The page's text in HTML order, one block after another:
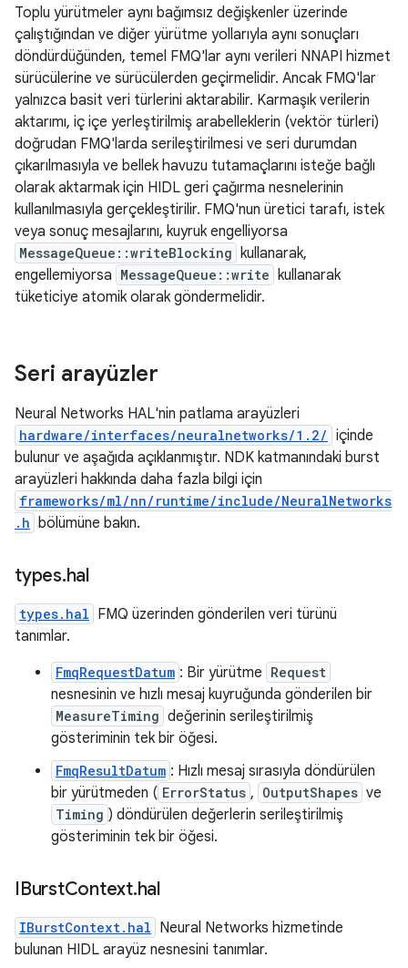
Toplu yürütmeler aynı bağımsız değişkenler üzerinde
çalıştığından ve diğer yürütme yollarıyla aynı sonuçları
döndürdüğünden, temel FMQ'lar aynı verileri NNAPI hizmet
sürücülerine ve sürücülerden geçirmelidir. Ancak FMQ'lar
yalnızca basit veri türlerini aktarabilir. Karmaşık verilerin
aktarımı, iç içe yerleştirilmiş arabelleklerin (vektör türleri)
doğrudan FMQ'larda serileştirilmesi ve seri durumdan
çıkarılmasıyla ve bellek havuzu tutamaçlarını isteğe bağlı
olarak aktarmak için HIDL geri çağırma nesnelerinin
kullanılmasıyla gerçekleştirilir. FMQ'nun üretici tarafı, istek
veya sonuç mesajlarını, kuyruk engelliyorsa
MessageQueue::writeBlocking kullanarak,
engellemiyorsa MessageQueue::write kullanarak
tüketiciye atomik olarak göndermelidir.
Seri arayüzler
Neural Networks HAL'nin patlama arayüzleri
hardware/interfaces/neuralnetworks/1.2/ içinde
bulunur ve aşağıda açıklanmıştır. NDK katmanındaki burst
arayüzleri hakkında daha fazla bilgi için
frameworks/ml/nn/runtime/include/NeuralNetworks
.h bölümüne bakın.
types.hal
types.hal FMQ üzerinden gönderilen veri türünü
tanımlar.
FmqRequestDatum : Bir yürütme Request
nesnesinin ve hızlı mesaj kuyruğunda gönderilen bir
MeasureTiming değerinin serileştirilmiş
gösteriminin tek bir öğesi.
FmqResultDatum : Hızlı mesaj sırasıyla döndürülen
bir yürütmeden ( ErrorStatus , OutputShapes ve
Timing ) döndürülen değerlerin serileştirilmiş
gösteriminin tek bir öğesi.
IBurstContext.hal
IBurstContext.hal Neural Networks hizmetinde
bulunan HIDL arayüz nesnesini tanımlar.